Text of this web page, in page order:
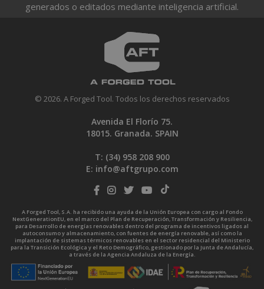
generados o editados mediante inteligencia artificial.
© 2026. A Forged Tool. Todos los derechos reservados
Avenida El Florío 75.
18015. Granada. SPAIN
T: (34) 958 208 900
E: info@aftgrupo.com
A Forged Tool, S.A. ha recibido una ayuda de la Unión Europea con cargo al Fondo
NextGenerationEU, en el marco del Plan de Recuperación, Transformación y Resiliencia,
para Desarrollo de energías renovables dentro del programa de incentivos ligados al
autoconsumo y almacenamiento, con fuentes de energía renovable, así como la
implantación de sistemas térmicos renovables en el sector residencial del Ministerio
para la Transición Ecológica y el Reto Demográfico, gestionado por la Junta de Andalucía,
a través de la Agencia Andaluza de la Energía.